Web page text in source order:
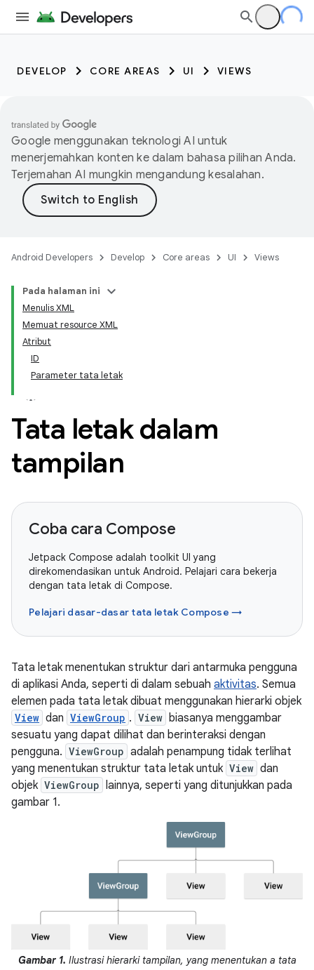
DEVELOP CORE AREAS UI VIEWS
Google menggunakan teknologi AI untuk
menerjemahkan konten ke dalam bahasa pilihan Anda.
Terjemahan AI mungkin mengandung kesalahan.
Android Developers Develop Core areas UI Views
Pada halaman ini
Menulis XML
Memuat resource XML
Atribut
ID
Parameter tata letak
Tata letak dalam
tampilan
Coba cara Compose
Jetpack Compose adalah toolkit UI yang
direkomendasikan untuk Android. Pelajari cara bekerja
dengan tata letak di Compose.
Pelajari dasar-dasar tata letak Compose →
Tata letak menentukan struktur dari antarmuka pengguna
di aplikasi Anda, seperti di dalam sebuah aktivitas. Semua
elemen pada tata letak dibuat menggunakan hierarki objek
View dan ViewGroup . View biasanya menggambar
sesuatu yang dapat dilihat dan berinteraksi dengan
pengguna. ViewGroup adalah penampung tidak terlihat
yang menentukan struktur tata letak untuk View dan
objek ViewGroup lainnya, seperti yang ditunjukkan pada
gambar 1.
Gambar 1. Ilustrasi hierarki tampilan, yang menentukan a tata